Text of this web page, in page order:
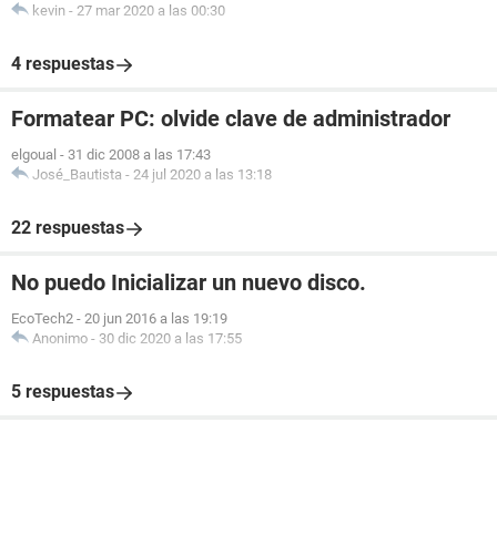
kevin - 27 mar 2020 a las 00:30
4 respuestas
Formatear PC: olvide clave de administrador
elgoual - 31 dic 2008 a las 17:43
José_Bautista - 24 jul 2020 a las 13:18
22 respuestas
No puedo Inicializar un nuevo disco.
EcoTech2 - 20 jun 2016 a las 19:19
Anonimo - 30 dic 2020 a las 17:55
5 respuestas